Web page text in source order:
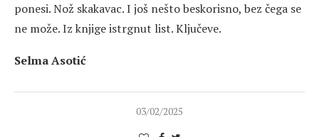
ponesi. Nož skakavac. I još nešto beskorisno, bez čega se
ne može. Iz knjige istrgnut list. Ključeve.
Selma Asotić
03/02/2025